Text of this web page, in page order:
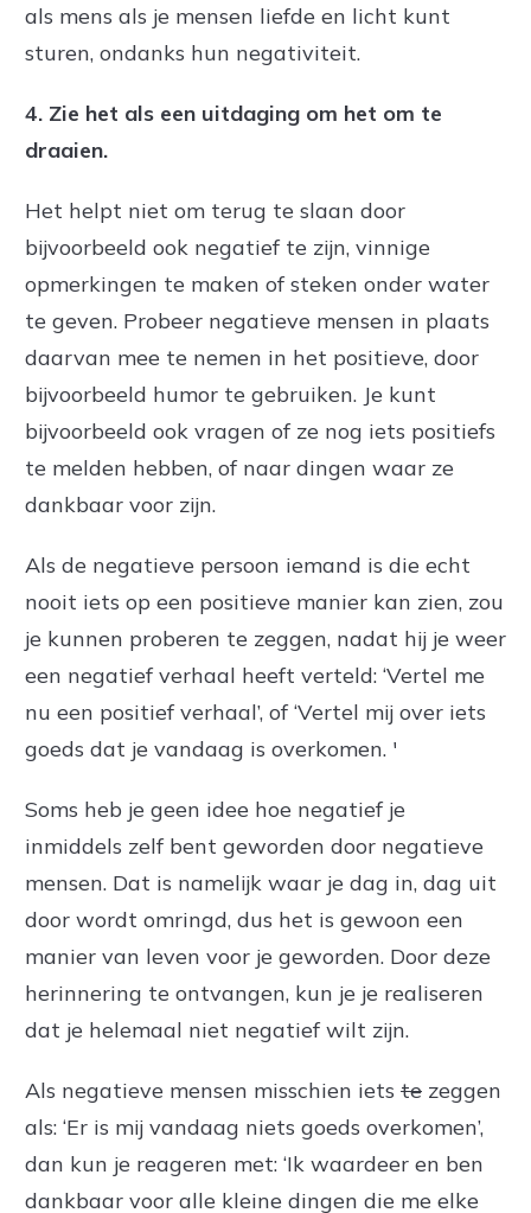
als mens als je mensen liefde en licht kunt
sturen, ondanks hun negativiteit.
4. Zie het als een uitdaging om het om te
draaien.
Het helpt niet om terug te slaan door
bijvoorbeeld ook negatief te zijn, vinnige
opmerkingen te maken of steken onder water
te geven. Probeer negatieve mensen in plaats
daarvan mee te nemen in het positieve, door
bijvoorbeeld humor te gebruiken. Je kunt
bijvoorbeeld ook vragen of ze nog iets positiefs
te melden hebben, of naar dingen waar ze
dankbaar voor zijn.
Als de negatieve persoon iemand is die echt
nooit iets op een positieve manier kan zien, zou
je kunnen proberen te zeggen, nadat hij je weer
een negatief verhaal heeft verteld: ‘Vertel me
nu een positief verhaal’, of ‘Vertel mij over iets
goeds dat je vandaag is overkomen. '
Soms heb je geen idee hoe negatief je
inmiddels zelf bent geworden door negatieve
mensen. Dat is namelijk waar je dag in, dag uit
door wordt omringd, dus het is gewoon een
manier van leven voor je geworden. Door deze
herinnering te ontvangen, kun je je realiseren
dat je helemaal niet negatief wilt zijn.
Als negatieve mensen misschien iets te zeggen
als: ‘Er is mij vandaag niets goeds overkomen’,
dan kun je reageren met: ‘Ik waardeer en ben
dankbaar voor alle kleine dingen die me elke